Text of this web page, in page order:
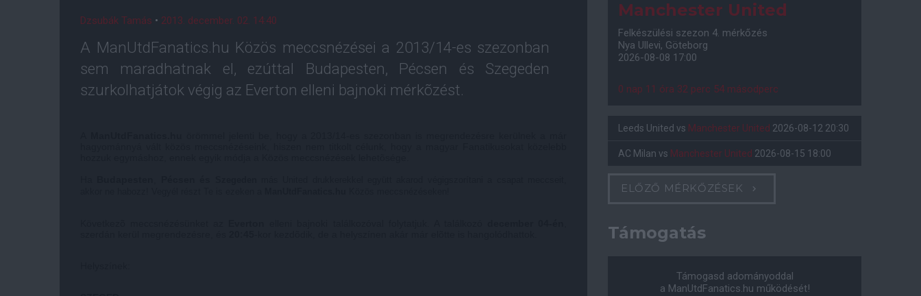
Dzsubák Tamás • 2013. december. 02. 14:40
A ManUtdFanatics.hu Közös meccsnézései a 2013/14-es szezonban
sem maradhatnak el, ezúttal Budapesten, Pécsen és Szegeden
szurkolhatjátok végig az Everton elleni bajnoki mérkõzést.
Manchester United
Felkészülési szezon 4. mérkőzés
Nya Ullevi, Göteborg
2026-08-08 17:00
0 nap 11 óra 32 perc 53 másodperc
Leeds United vs Manchester United 2026-08-12 20:30
AC Milan vs Manchester United 2026-08-15 18:00
ELŐZŐ MÉRKŐZÉSEK
Támogatás
Támogasd adományoddal
a ManUtdFanatics.hu működését!